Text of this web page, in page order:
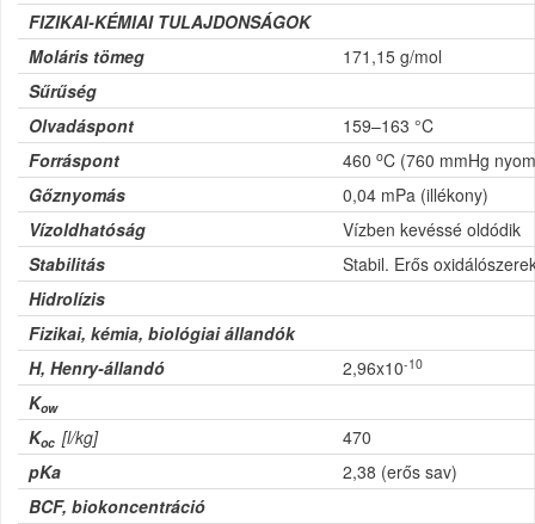
FIZIKAI-KÉMIAI TULAJDONSÁGOK
Moláris tömeg
171,15 g/mol
Sűrűség
Olvadáspont
159–163 °C
Forráspont
460 oC (760 mmHg
Gőznyomás
0,04 mPa (illékony)
Vízoldhatóság
Vízben kevéssé oldódik
Stabilitás
Stabil. Erős
Hidrolízis
Fizikai, kémia, biológiai állandók
H, Henry-állandó
2,96x10-10
Kow
Koc[l/kg]
470
pKa
2,38 (erős sav)
BCF, biokoncentráció